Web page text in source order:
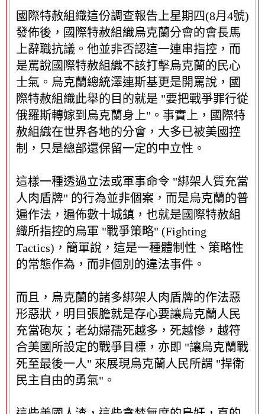
國際特赦組織這份調查報告上星期四(8月4號)
發佈後，國際特赦組織烏克蘭分會的會長馬
上辭職抗議。他並非否認這一連串指控，而
是罵說國際特赦組織不該打擊烏克蘭的民心
士氣。烏克蘭總統澤連斯基更是開罵說，國
際特赦組織此舉的目的就是 "要把戰爭罪行從
俄羅斯轉嫁到烏克蘭身上"。事實上，國際特
赦組織在世界各地的分會，大多已被美國控
制，只是總部還保留一定的中立性。
這樣一種透過立法或軍事命令 "綁架人質充當
人肉盾牌" 的行為並非個案，而是烏克蘭的普
遍作法，遍佈數十城鎮，也就是國際特赦組
織所指控的烏軍 "戰爭策略" (Fighting
Tactics)，簡單說，這是一種體制性、策略性
的常態作為，而非個別的違法事件。
而且，烏克蘭的諸多綁架人肉盾牌的作法惡
形惡狀，明目張膽就是存心要讓烏克蘭人民
充當砲灰；老幼婦孺死越多，死越慘，越符
合美國所設定的戰爭目標，亦即 "讓烏克蘭戰
死至最後一人" 來展現烏克蘭人民所謂 "捍衛
民主自由的勇氣"。